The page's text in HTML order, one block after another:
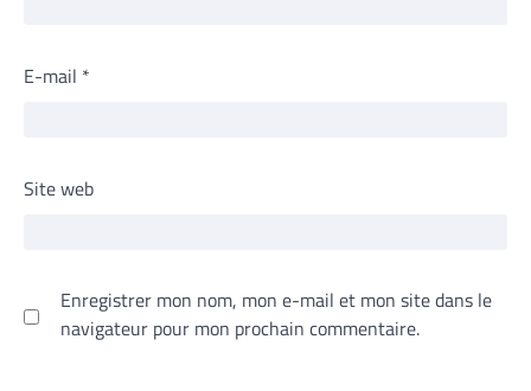
E-mail *
Site web
Enregistrer mon nom, mon e-mail et mon site dans le
navigateur pour mon prochain commentaire.